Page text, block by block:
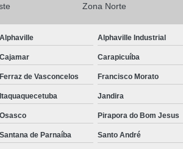
Conserto Drive Fanuc Série Beta
Conserto Drive Fanuc Série Beta
Conserto Drive Fanuc Series S
Conserto Spindle Amplifier Fanuc
Conserto Drive Siemens
Conserto Placa de Controle Siemens
Zona Norte
Alphaville Alphaville Industrial
Cajamar Carapicuíba
Ferraz de Vasconcelos Francisco Morato
Itaquaquecetuba Jandira
Osasco Pirapora do Bom Jesus
Santana de Parnaíba Santo André